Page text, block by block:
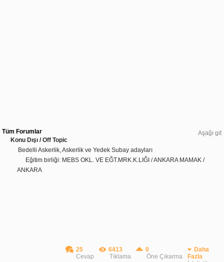
Aşağı git
Tüm Forumlar
Konu Dışı / Off Topic
Bedelli Askerlik, Askerlik ve Yedek Subay adayları
Eğitim birliği: MEBS OKL. VE EĞT.MRK.K.LIĞI / ANKARA MAMAK /
ANKARA
25
Cevap
6413
Tıklama
0
Öne Çıkarma
Daha
Fazla